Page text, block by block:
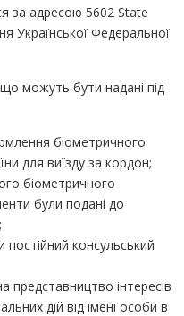
за адресою 5602 State
Української Федеральної
можуть бути надані під
біометричного
для виїзду за кордон;
біометричного
були подані до
консульський
інтересів
дій від імені особи в